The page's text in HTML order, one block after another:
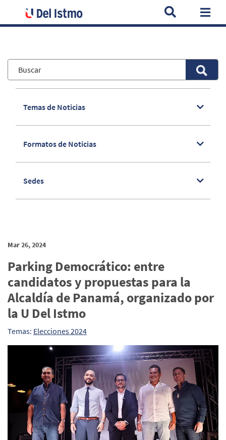
Home Noticias Parking Democrático: entre candidatos y
Temas de Noticias
Formatos de Noticias
Sedes
Mar 26, 2024
Parking Democrático: entre
candidatos y propuestas para la
Alcaldía de Panamá, organizado por
la U Del Istmo
Temas: Elecciones 2024